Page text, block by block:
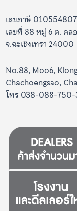
เลขภาษี
เลขที่ 88 หมู่ 6 ต. คล
จ.ฉะเชิงเทรา 24000
No.88, Moo6,
Chachoengsao,
โทร 038-088-750-